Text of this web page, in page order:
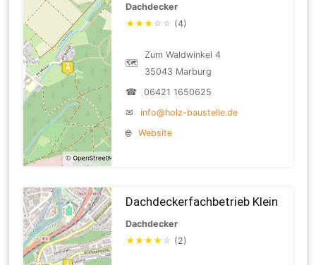
Dachdecker
★★★ ☆ ☆ (4)
🗺
Zum Waldwinkel 4
35043 Marburg
☎
06421 1650625
✉
info@holz-baustelle.de
🌐
Website
Dachdeckerfachbetrieb Klein
Dachdecker
★★★★ ☆ (2)